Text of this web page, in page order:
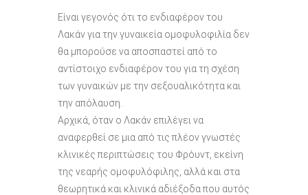
Είναι γεγονός ότι το ενδιαφέρον του
Λακάν για την γυναικεία ομοφυλοφιλία δεν
θα μπορούσε να αποσπαστεί από το
αντίστοιχο ενδιαφέρον του για τη σχέση
των γυναικών με την σεξουαλικότητα και
την απόλαυση.
Αρχικά, όταν ο Λακάν επιλέγει να
αναφερθεί σε μια από τις πλέον γνωστές
κλινικές περιπτώσεις του Φρόυντ, εκείνη
της νεαρής ομοφυλόφιλης, αλλά και στα
θεωρητικά και κλινικά αδιέξοδα που αυτός